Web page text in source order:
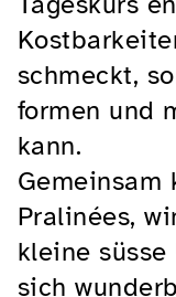
schmeckt,
formen und
kann.
Gemeinsam
Pralinées,
kleine
sich